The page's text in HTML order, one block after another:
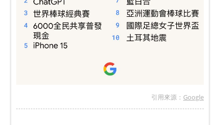
引用來源： Google